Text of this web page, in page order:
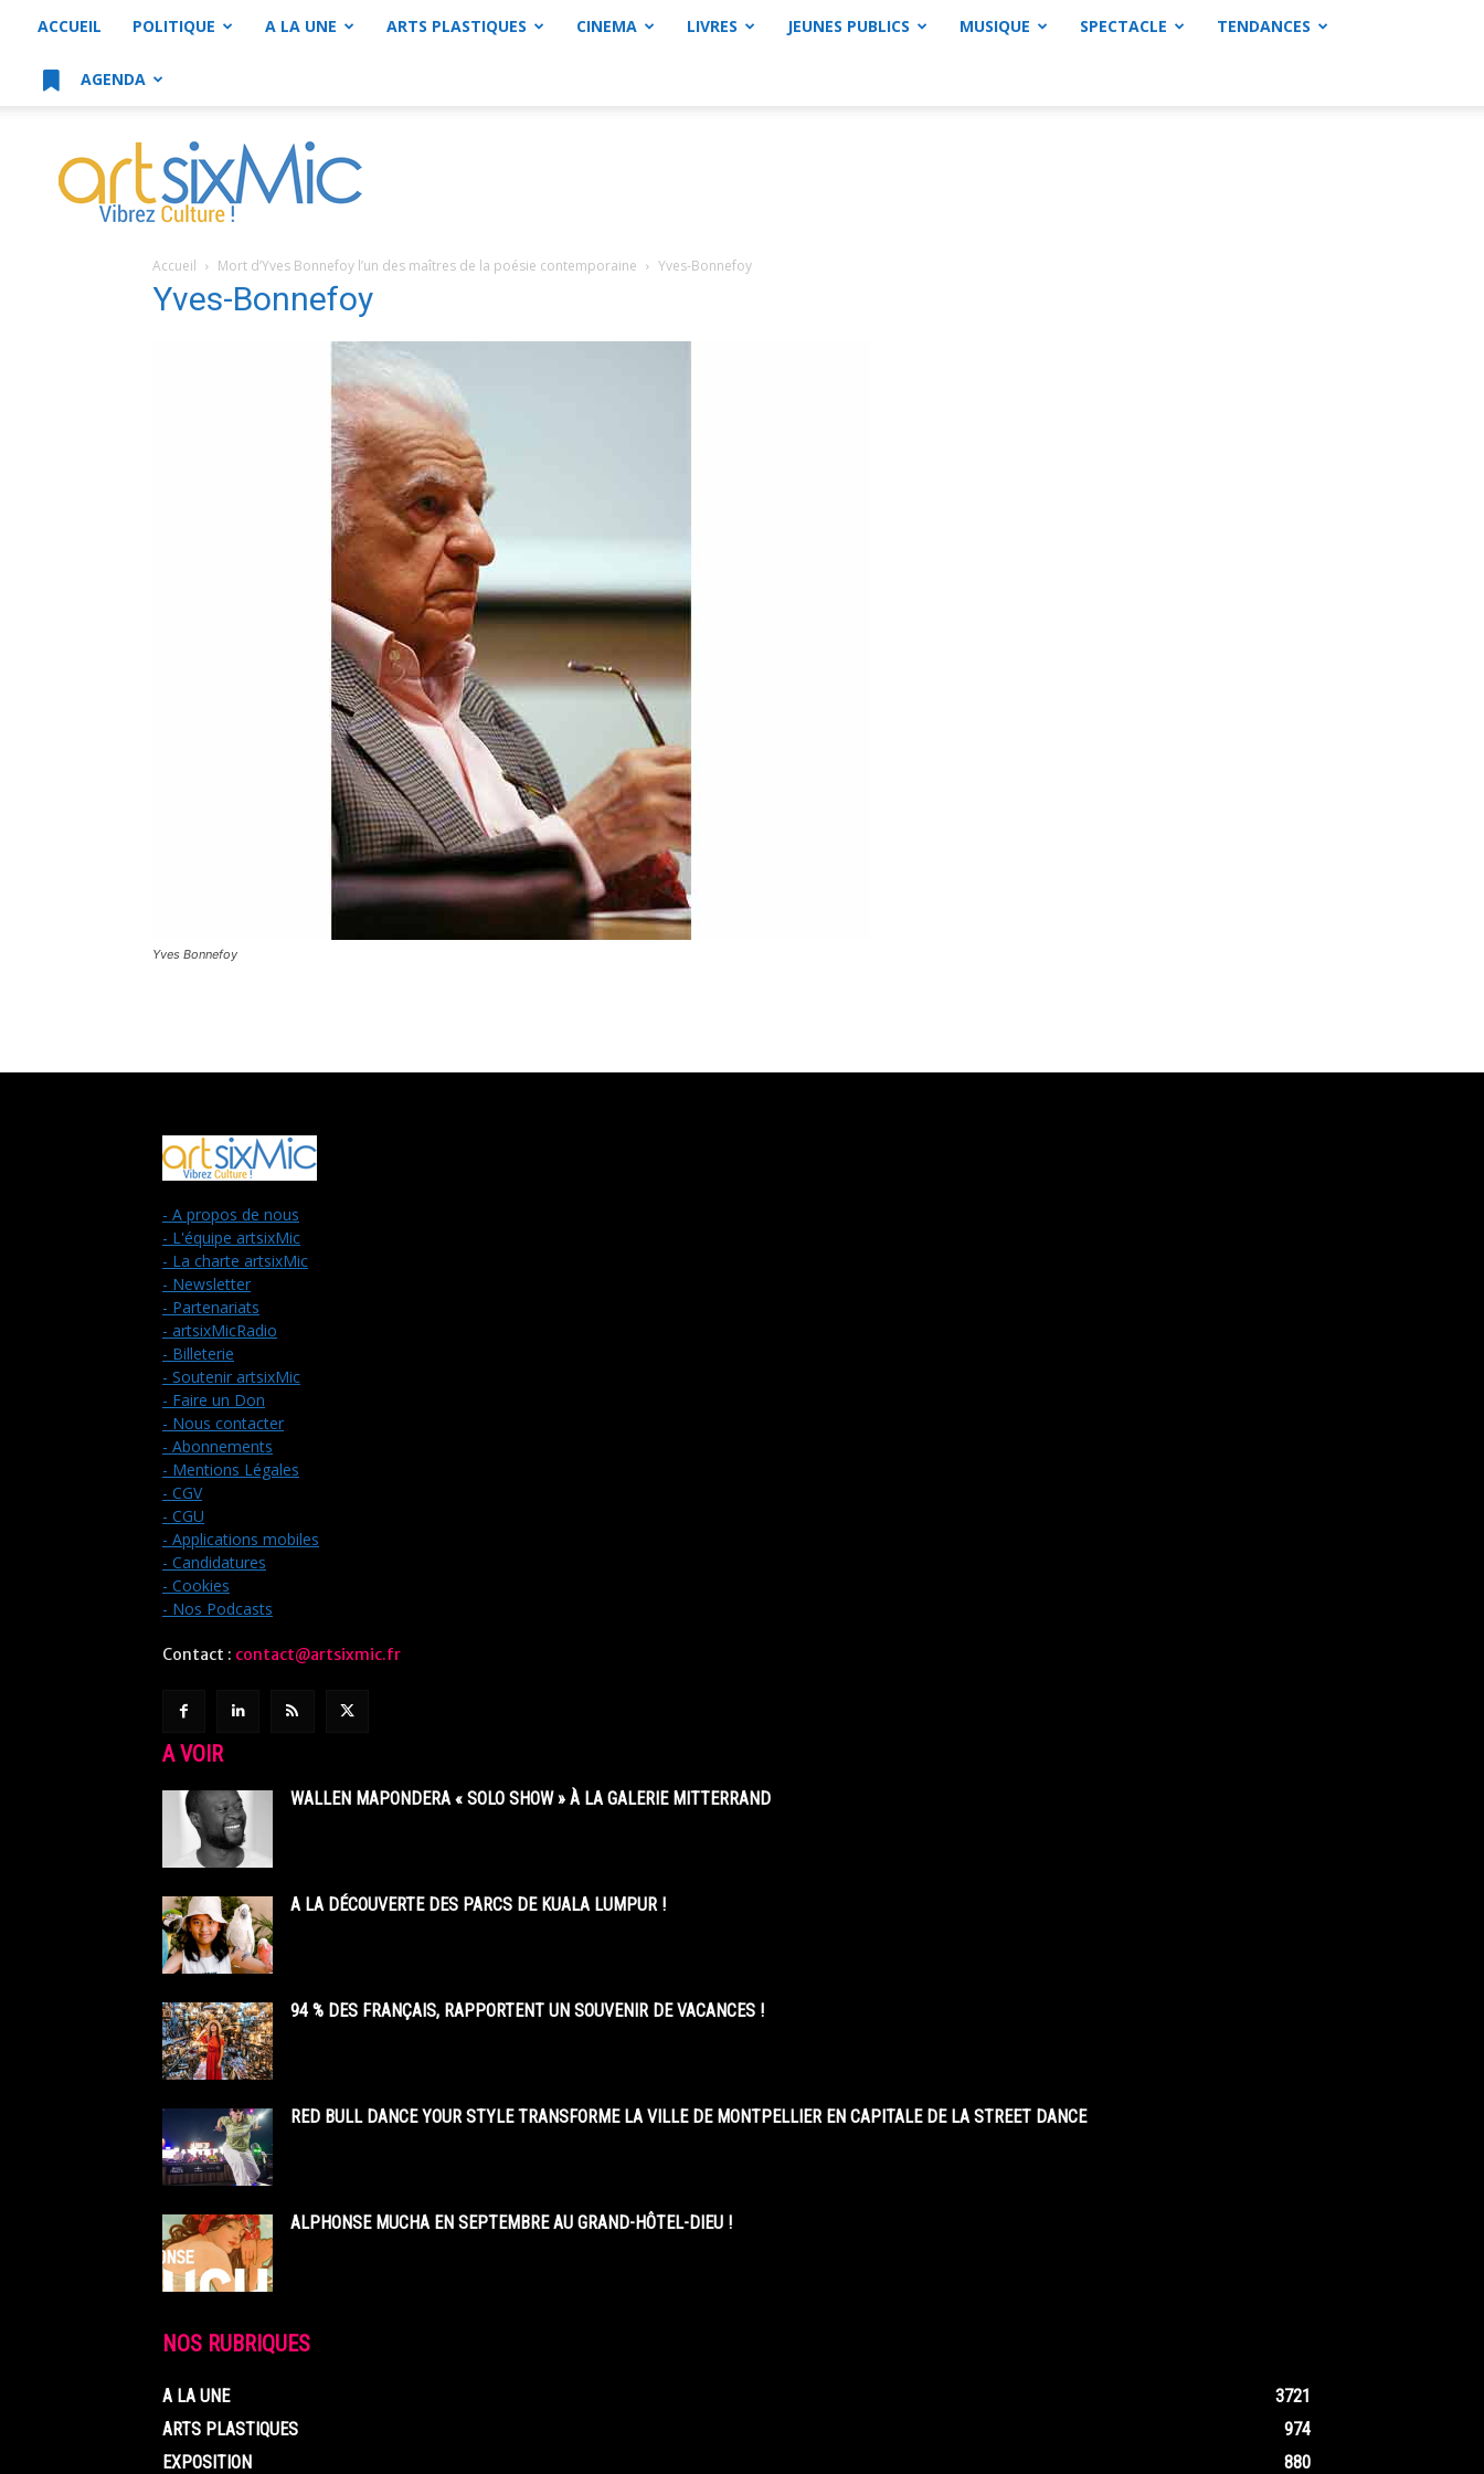
ACCUEIL POLITIQUE A LA UNE ARTS PLASTIQUES CINEMA LIVRES JEUNES PUBLICS MUSIQUE SPECTACLE TENDANCES
AGENDA
artsixMic
Accueil Mort d’Yves Bonnefoy l’un des maîtres de la poésie contemporaine Yves-Bonnefoy
Yves-Bonnefoy
Yves Bonnefoy
- A propos de nous
- L'équipe artsixMic
- La charte artsixMic
- Newsletter
- Partenariats
- artsixMicRadio
- Billeterie
- Soutenir artsixMic
- Faire un Don
- Nous contacter
- Abonnements
- Mentions Légales
- CGV
- CGU
- Applications mobiles
- Candidatures
- Cookies
- Nos Podcasts
Contact : contact@artsixmic.fr
A VOIR
WALLEN MAPONDERA « SOLO SHOW » À LA GALERIE MITTERRAND
A LA DÉCOUVERTE DES PARCS DE KUALA LUMPUR !
94 % DES FRANÇAIS, RAPPORTENT UN SOUVENIR DE VACANCES !
RED BULL DANCE YOUR STYLE TRANSFORME LA VILLE DE MONTPELLIER EN CAPITALE DE LA STREET DANCE
ALPHONSE MUCHA EN SEPTEMBRE AU GRAND-HÔTEL-DIEU !
NOS RUBRIQUES
A LA UNE
3721
ARTS PLASTIQUES
974
EXPOSITION
880